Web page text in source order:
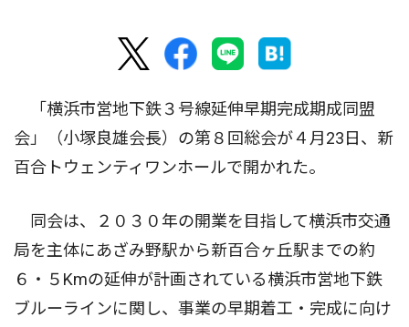
「横浜市営地下鉄３号線延伸早期完成期成同盟
会」（小塚良雄会長）の第８回総会が４月23日、新
百合トウェンティワンホールで開かれた。
同会は、２０３０年の開業を目指して横浜市交通
局を主体にあざみ野駅から新百合ヶ丘駅までの約
６・５Kmの延伸が計画されている横浜市営地下鉄
ブルーラインに関し、事業の早期着工・完成に向け